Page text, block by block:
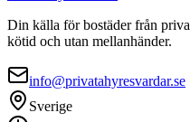
Din källa för bostäder från
kötid och utan mellanhänder.
info@privatahyresvardar.se
Sverige